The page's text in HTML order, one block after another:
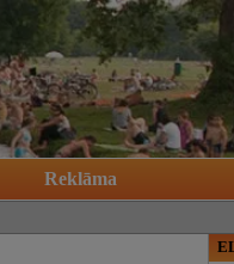
Reklāma